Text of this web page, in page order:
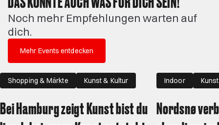
Noch mehr Empfehlungen warten auf
dich.
Mehr Events entdecken
Shopping & Märkte
Kunst & Kultur
Bei Hamburg zeigt Kunst bist du
Indoor
Nordsnø